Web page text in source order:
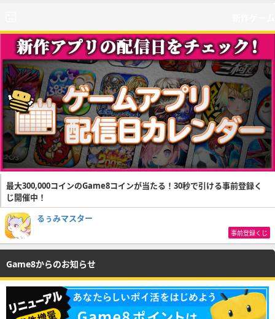
最大300,000コインのGame8コインが当たる！30秒で引ける事前登録く
じ開催中！
るぅみマスター
事前登録くじ
Game8からのお知らせ